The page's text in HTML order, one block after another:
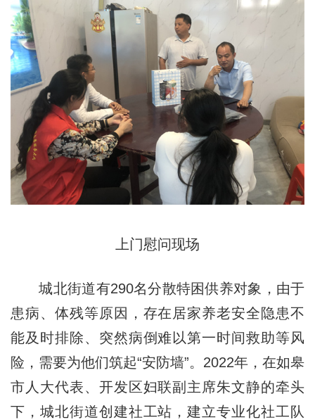
上门慰问现场
城北街道有290名分散特困供养对象，由于
患病、体残等原因，存在居家养老安全隐患不
能及时排除、突然病倒难以第一时间救助等风
险，需要为他们筑起“安防墙”。2022年，在如皋
市人大代表、开发区妇联副主席朱文静的牵头
下，城北街道创建社工站，建立专业化社工队